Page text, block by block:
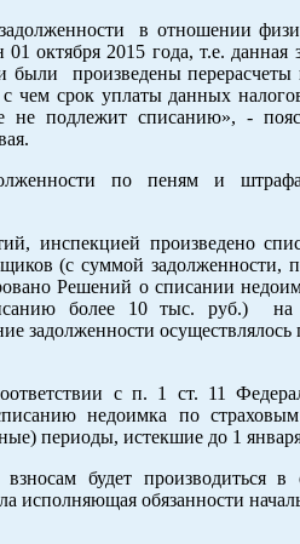
в отношении
октября 2015 года, т.е.
были произведены перерасчеты
с чем срок уплаты данных
не подлежит списанию», -
по пеням и
инспекцией произведено
(с суммой
Решений о списании
более 10 тыс. руб.)
задолженности
с п. 1 ст. 11
недоимка по
периоды, истекшие до 1
будет производиться
исполняющая обязанности